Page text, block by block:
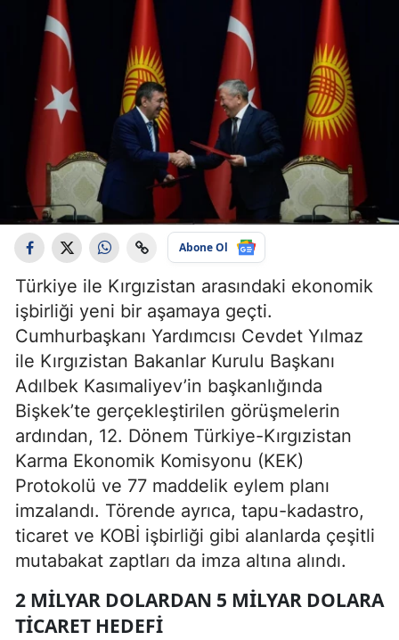
Abone Ol
Türkiye ile Kırgızistan arasındaki ekonomik
işbirliği yeni bir aşamaya geçti.
Cumhurbaşkanı Yardımcısı Cevdet Yılmaz
ile Kırgızistan Bakanlar Kurulu Başkanı
Adılbek Kasımaliyev’in başkanlığında
Bişkek’te gerçekleştirilen görüşmelerin
ardından, 12. Dönem Türkiye-Kırgızistan
Karma Ekonomik Komisyonu (KEK)
Protokolü ve 77 maddelik eylem planı
imzalandı. Törende ayrıca, tapu-kadastro,
ticaret ve KOBİ işbirliği gibi alanlarda çeşitli
mutabakat zaptları da imza altına alındı.
2 MILYAR DOLARDAN 5 MILYAR DOLARA
TICARET HEDEFI